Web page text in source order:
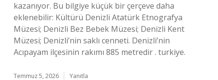
kazanıyor. Bu bilgiye küçük bir çerçeve daha
eklenebilir: Kültürü Denizli Atatürk Etnografya
Müzesi; Denizli Bez Bebek Müzesi; Denizli Kent
Müzesi; Denizli’nin saklı cenneti. Denizli’nin
Acıpayam ilçesinin rakımı 885 metredir . turkiye.
Temmuz 5, 2026 Yanıtla